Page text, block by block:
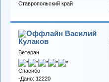
Ставропольский край
Василий
Кулаков
Ветеран
Спасибо
-Дано: 12220